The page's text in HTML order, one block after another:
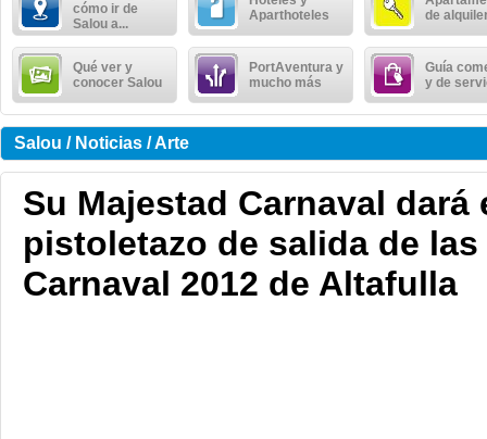
cómo ir de
Salou a...
Aparthoteles
de
Qué ver y
conocer Salou
PortAventura y
mucho más
Guía
y de
Salou / Noticias / Arte
Su Majestad Carnaval dará
pistoletazo de salida de
Carnaval 2012 de Altafulla